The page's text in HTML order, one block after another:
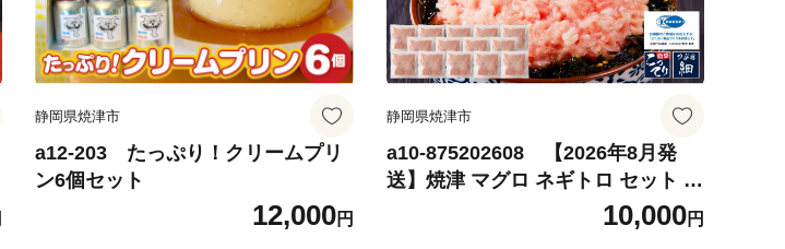
静岡県焼津市
a12-203 たっぷり！クリームプリ
ン6個セット
12,000円
静岡県焼津市
a10-875202608 【2026年8月発
送】焼津 マグロ ネギトロ セット F
10,000円